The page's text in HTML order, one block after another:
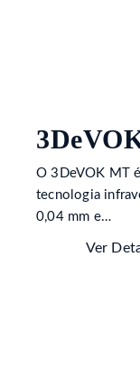
O 3DeVOK MT
tecnologia
0,04 mm e…
Ver